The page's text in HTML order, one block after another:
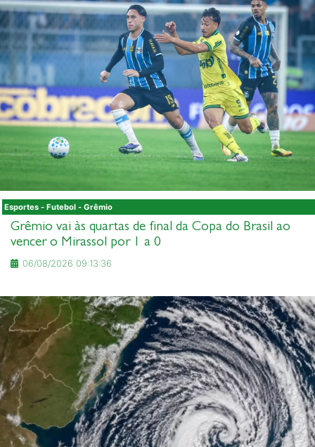
Esportes - Futebol - Grêmio
Grêmio vai às quartas de final da Copa do Brasil ao
vencer o Mirassol por 1 a 0
06/08/2026 09:13:36